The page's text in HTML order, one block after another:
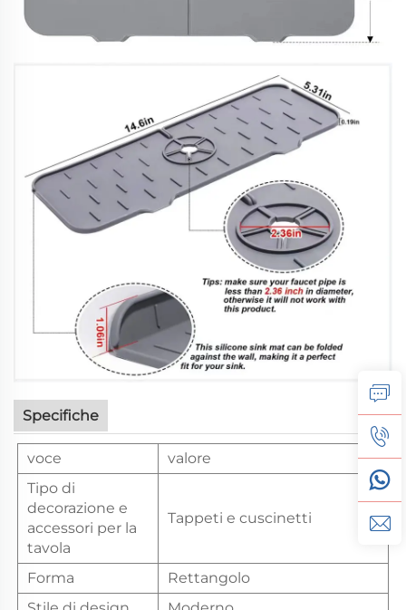
Specifiche
voce
valore
Tipo di
decorazione e
accessori per la
tavola
Tappeti e cuscinetti
Forma
Rettangolo